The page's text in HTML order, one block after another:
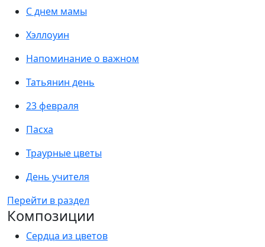
С днем мамы
Хэллоуин
Напоминание о важном
Татьянин день
23 февраля
Пасха
Траурные цветы
День учителя
Перейти в раздел
Композиции
Сердца из цветов